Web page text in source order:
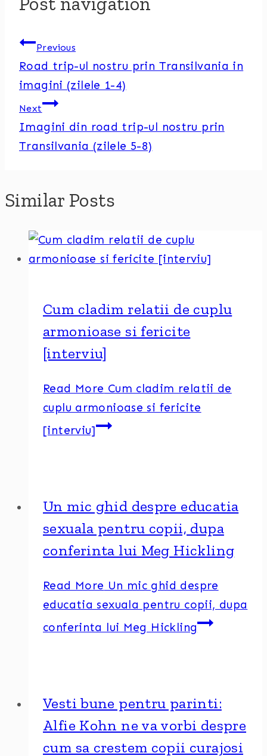
Previous
Road trip-ul nostru prin Transilvania in
imagini (zilele 1-4)
Next
Imagini din road trip-ul nostru prin
Transilvania (zilele 5-8)
Similar Posts
Cum cladim relatii de cuplu
armonioase si fericite
[interviu]
Read More Cum cladim relatii de
cuplu armonioase si fericite
[interviu]
Un mic ghid despre educatia
sexuala pentru copii, dupa
conferinta lui Meg Hickling
Read More Un mic ghid despre
educatia sexuala pentru copii, dupa
conferinta lui Meg Hickling
Vesti bune pentru parinti:
Alfie Kohn ne va vorbi despre
cum sa crestem copii curajosi